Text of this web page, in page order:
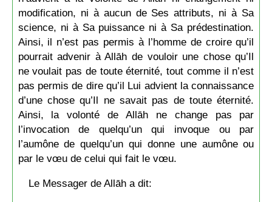
modification, ni à aucun de Ses attributs, ni à Sa
science, ni à Sa puissance ni à Sa prédestination.
Ainsi, il n’est pas permis à l’homme de croire qu’il
pourrait advenir à Allāh de vouloir une chose qu’Il
ne voulait pas de toute éternité, tout comme il n’est
pas permis de dire qu’il Lui advient la connaissance
d’une chose qu’Il ne savait pas de toute éternité.
Ainsi, la volonté de Allāh ne change pas par
l’invocation de quelqu’un qui invoque ou par
l’aumône de quelqu’un qui donne une aumône ou
par le vœu de celui qui fait le vœu.
Le Messager de Allāh a dit: